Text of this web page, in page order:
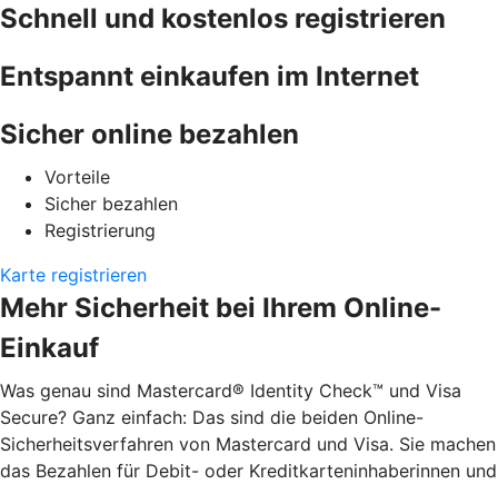
Schnell und kostenlos registrieren
Entspannt einkaufen im Internet
Sicher online bezahlen
Vorteile
Sicher bezahlen
Registrierung
Karte registrieren
Mehr Sicherheit bei Ihrem Online-
Einkauf
Was genau sind Mastercard® Identity Check™ und Visa
Secure? Ganz einfach: Das sind die beiden Online-
Sicherheitsverfahren von Mastercard und Visa. Sie machen
das Bezahlen für Debit- oder Kreditkarteninhaberinnen und